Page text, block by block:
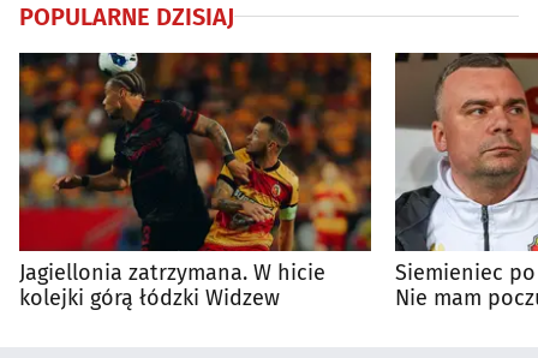
POPULARNE DZISIAJ
Jagiellonia zatrzymana. W hicie
kolejki górą łódzki Widzew
Siemieniec
Nie mam